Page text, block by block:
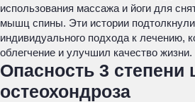
использования массажа и йоги для
мышц спины. Эти истории
индивидуального подхода к лечению,
облегчение и улучшил качество жизни.
Опасность 3 степени
остеохондроза